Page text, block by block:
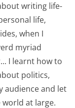
writing life-
life,
when I
myriad
I learnt how to
politics,
audience and let
at large.